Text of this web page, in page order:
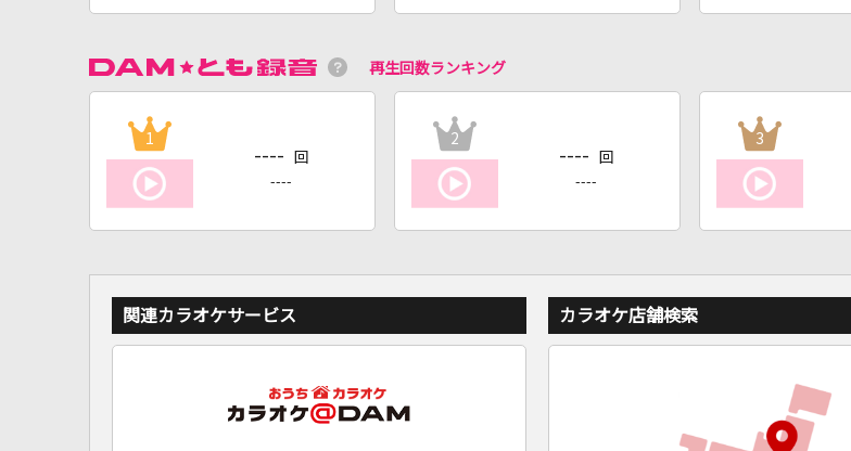
再生回数ランキング
1
---- 回
----
2
---- 回
----
3
関連カラオケサービス カラオケ店舗検索